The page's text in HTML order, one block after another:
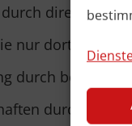
direkte
nur dort, wo sie
durch besseres
durch